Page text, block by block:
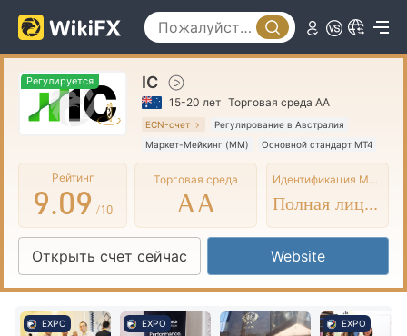
Регулируется IC
15-20 лет Торговая среда AA
ECN-счет
Регулирование в Австралия
Маркет-Мейкинг (MM)
Основной стандарт MT4
Глобальные операции
Рейтинг
4
5
6
7
8
9.0
1
2
3
4
5
6
7
8
9 /10
Торговая среда
AA
Идентификация MT4/5
Полная лицензия
Открыть счет сейчас Website
EXPO EXPO EXPO